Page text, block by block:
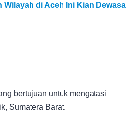
Wilayah di Aceh Ini Kian Dewasa
bertujuan untuk mengatasi
Sumatera Barat.